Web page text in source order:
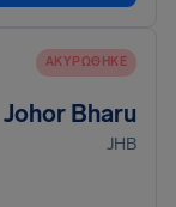
ΑΚΥΡΏΘΗΚΕ
Johor Bharu
JHB